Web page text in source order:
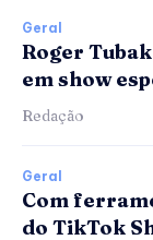
Geral
Roger
em show
Redação
Geral
Com
do TikTok